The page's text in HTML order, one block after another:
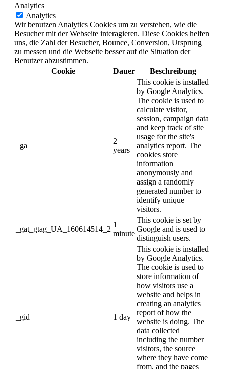
Analytics
Analytics
Wir benutzen Analytics Cookies um zu verstehen, wie die
Besucher mit der Webseite interagieren. Diese Cookies helfen
uns, die Zahl der Besucher, Bounce, Conversion, Ursprung
zu messen und die Webseite besser auf die Situation der
Benutzer abzustimmen.
Cookie
Dauer Beschreibung
_ga
2
years
This cookie is installed
by Google Analytics.
The cookie is used to
calculate visitor,
session, campaign data
and keep track of site
usage for the site's
analytics report. The
cookies store
information
anonymously and
assign a randomly
generated number to
identify unique
visitors.
_gat_gtag_UA_160614514_2
1
minute
This cookie is set by
Google and is used to
distinguish users.
_gid 1 day
This cookie is installed
by Google Analytics.
The cookie is used to
store information of
how visitors use a
website and helps in
creating an analytics
report of how the
website is doing. The
data collected
including the number
visitors, the source
where they have come
from, and the pages